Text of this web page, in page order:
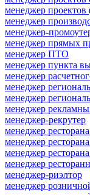
менеджер проектов
менеджер
менеджер-
менеджер прямых
менеджер ПТО
менеджер пункта
менеджер
менеджер
менеджер
менеджер
менеджер-рекрутер
менеджер
менеджер
менеджер
менеджер
менеджер-риэлтор
менеджер